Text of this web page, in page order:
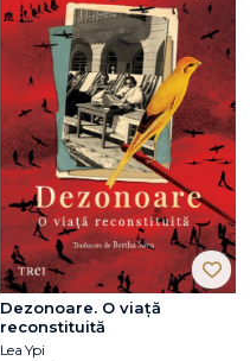
Dezonoare. O viață
reconstituită
Lea Ypi